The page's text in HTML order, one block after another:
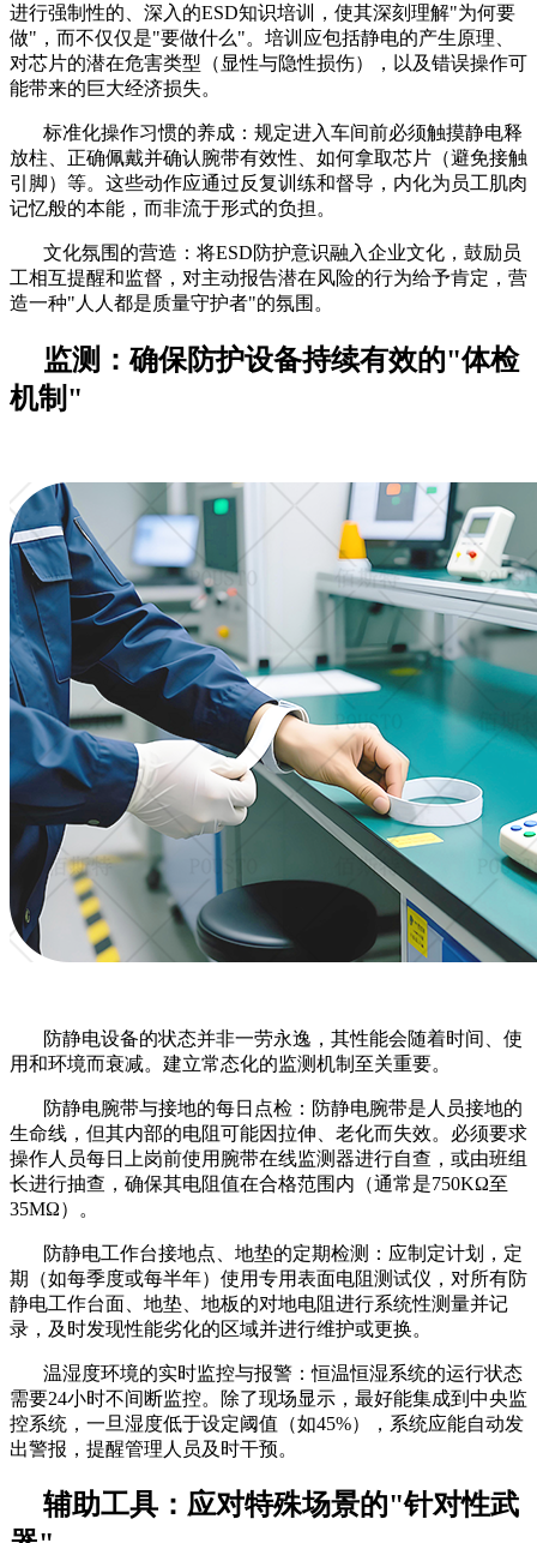
进行强制性的、深入的ESD知识培训，使其深刻理解"为何要
做"，而不仅仅是"要做什么"。培训应包括静电的产生原理、
对芯片的潜在危害类型（显性与隐性损伤），以及错误操作可
能带来的巨大经济损失。
标准化操作习惯的养成：规定进入车间前必须触摸静电释
放柱、正确佩戴并确认腕带有效性、如何拿取芯片（避免接触
引脚）等。这些动作应通过反复训练和督导，内化为员工肌肉
记忆般的本能，而非流于形式的负担。
文化氛围的营造：将ESD防护意识融入企业文化，鼓励员
工相互提醒和监督，对主动报告潜在风险的行为给予肯定，营
造一种"人人都是质量守护者"的氛围。
监测：确保防护设备持续有效的"体检
机制"
防静电设备的状态并非一劳永逸，其性能会随着时间、使
用和环境而衰减。建立常态化的监测机制至关重要。
防静电腕带与接地的每日点检：防静电腕带是人员接地的
生命线，但其内部的电阻可能因拉伸、老化而失效。必须要求
操作人员每日上岗前使用腕带在线监测器进行自查，或由班组
长进行抽查，确保其电阻值在合格范围内（通常是750KΩ至
35MΩ）。
防静电工作台接地点、地垫的定期检测：应制定计划，定
期（如每季度或每半年）使用专用表面电阻测试仪，对所有防
静电工作台面、地垫、地板的对地电阻进行系统性测量并记
录，及时发现性能劣化的区域并进行维护或更换。
温湿度环境的实时监控与报警：恒温恒湿系统的运行状态
需要24小时不间断监控。除了现场显示，最好能集成到中央监
控系统，一旦湿度低于设定阈值（如45%），系统应能自动发
出警报，提醒管理人员及时干预。
辅助工具：应对特殊场景的"针对性武